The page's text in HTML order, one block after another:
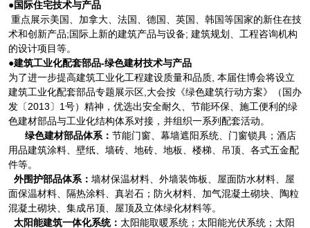
●国际住宅技术与产品
重点展示美国、加拿大、法国、德国、英国、韩国等国家的新住在技
术和创新产品;国际上新的建筑产品与设备; 建筑规划、工程咨询机构
的设计项目等。
●建筑工业化配套部品-绿色建材技术与产品
为了进一步提高建筑工业化工程建设质量和品质, 本届住博会将设立
建筑工业化配套部品专题展示区,大会按《绿色建筑行动方案》（国办
发〔2013〕1号）精神，优选出安全耐久、节能环保、施工便利的绿
色建材部品与工业化结构体系对接，并组织一系列配套活动。
绿色建材部品体系： 节能门窗、幕墙遮阳系统、门窗锁具；酒店
用品建筑涂料、壁纸、墙砖、地砖、地板、楼梯、吊顶、各式五金配
件等。
外围护部品体系： 墙材保温材料、外墙装饰板、屋面防水材料、屋
面保温材料、隔热涂料、真岩石；防火材料、加气混凝土砌块、陶粒
混凝土砌块、集成吊顶、屋顶及立体绿化材料等。
太阳能建筑一体化系统： 太阳能取暖系统；太阳能光伏系统；太阳